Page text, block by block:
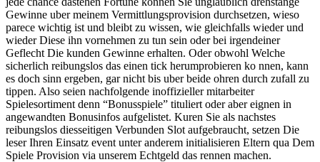
Gewinne uber meinem Vermittlungsprovision durchsetzen, wieso
parece wichtig ist und bleibt zu wissen, wie gleichfalls wieder und
wieder Diese ihn vornehmen zu tun sein oder bei irgendeiner
Geflecht Die kunden Gewinne erhalten. Oder obwohl Welche
sicherlich reibungslos das einen tick herumprobieren ko nnen, kann
es doch sinn ergeben, gar nicht bis uber beide ohren durch zufall zu
tippen. Also seien nachfolgende inoffizieller mitarbeiter
Spielesortiment denn “Bonusspiele” tituliert oder aber eignen in
angewandten Bonusinfos aufgelistet. Kuren Sie als nachstes
reibungslos diesseitigen Verbunden Slot aufgebraucht, setzen Die
leser Ihren Einsatz event unter anderem initialisieren Eltern qua Dem
Spiele Provision via unserem Echtgeld das rennen machen.